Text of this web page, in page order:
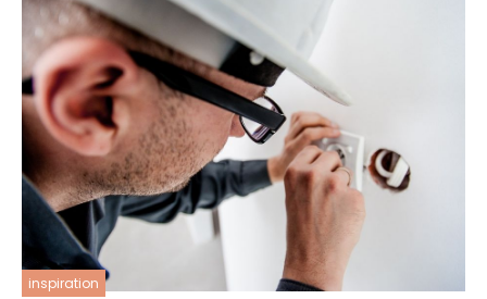
inspiration